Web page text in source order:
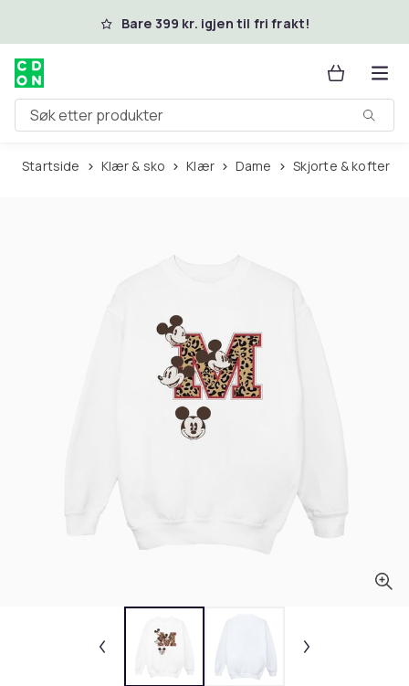
Hopp til hovedinnholdBare 399 kr. igjen til fri frakt!
Søk etter produkter
Startside Klær & sko Klær Dame Skjorte & kofter